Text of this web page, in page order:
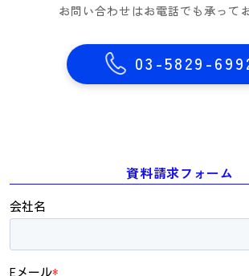
お問い合わせはお電話でも承って
03-5829-
資料請求フォーム